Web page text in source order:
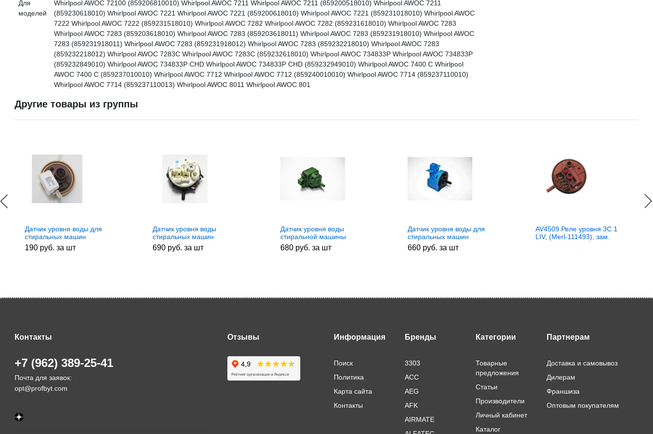
Для
моделей
Whirlpool AWOC 72100 (859206810010) Whirlpool AWOC 7211 Whirlpool AWOC 7211 (859200518010) Whirlpool AWOC 7211
(859230618010) Whirlpool AWOC 7221 Whirlpool AWOC 7221 (859200618010) Whirlpool AWOC 7221 (859231018010) Whirlpool AWOC
7222 Whirlpool AWOC 7222 (859231518010) Whirlpool AWOC 7282 Whirlpool AWOC 7282 (859231618010) Whirlpool AWOC 7283
Whirlpool AWOC 7283 (859203618010) Whirlpool AWOC 7283 (859203618011) Whirlpool AWOC 7283 (859231918010) Whirlpool AWOC
7283 (859231918011) Whirlpool AWOC 7283 (859231918012) Whirlpool AWOC 7283 (859232218010) Whirlpool AWOC 7283
(859232218012) Whirlpool AWOC 7283C Whirlpool AWOC 7283C (859232618010) Whirlpool AWOC 734833P Whirlpool AWOC 734833P
(859232849010) Whirlpool AWOC 734833P CHD Whirlpool AWOC 734833P CHD (859232949010) Whirlpool AWOC 7400 C Whirlpool
AWOC 7400 C (859237010010) Whirlpool AWOC 7712 Whirlpool AWOC 7712 (859240010010) Whirlpool AWOC 7714 (859237110010)
Whirlpool AWOC 7714 (859237110013) Whirlpool AWOC 8011 Whirlpool AWOC 801
Другие товары из группы
Датчик уровня воды для
стиральных машин
Samsung (Самсунг) DC97-
00731A , зам. DN-S14
190 руб. за шт
Датчик уровня воды
стиральных машин
Whirlpool
(Вирпул)/Bauknecht
690 руб. за шт
Датчик уровня воды
стиральной машины
Indesit/Ariston 381612,
272450
680 руб. за шт
Датчик уровня воды для
стиральных машин
Electrolux/Zanussi/ AEG
3792216040D
660 руб. за шт
AV4509 Реле уровня 3C 1
LIV, (Merl-111493), зам.
Контакты
+7 (962) 389-25-41
Почта для заявок:
opt@profbyt.com
Отзывы Информация
Поиск
Политика
Карта сайта
Контакты
Бренды
3303
ACC
AEG
AFK
AIRMATE
Категории
Товарные
предложения
Статьи
Производители
Личный кабинет
Каталог
Партнерам
Доставка и самовывоз
Дилерам
Франшиза
Оптовым покупателям